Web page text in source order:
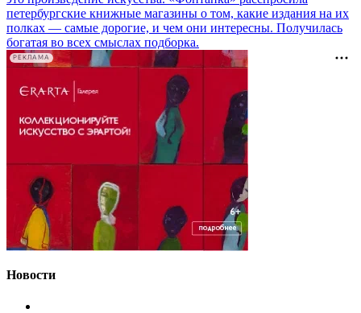
петербургские книжные магазины о том, какие издания на их
полках — самые дорогие, и чем они интересны. Получилась
богатая во всех смыслах подборка.
РЕКЛАМА
Новости